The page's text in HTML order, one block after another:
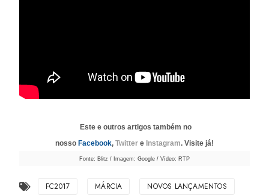
Este e outros artigos também no
nosso Facebook, Twitter e Instagram. Visite já!
Fonte: Blitz / Imagem: Google / Vídeo: RTP
FC2017 MÁRCIA NOVOS LANÇAMENTOS